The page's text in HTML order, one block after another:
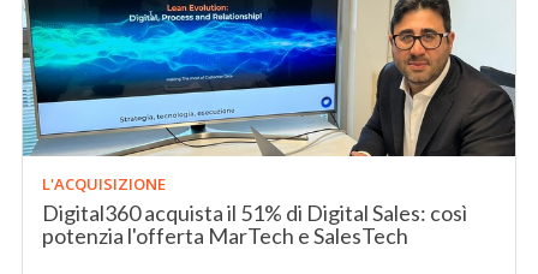
L'ACQUISIZIONE
Digital360 acquista il 51% di Digital Sales: così
potenzia l'offerta MarTech e SalesTech